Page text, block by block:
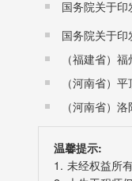
二、高质
动能转换
36.4%，
线、日照
料、高端
达到
温馨提示:
1. 未经权益所